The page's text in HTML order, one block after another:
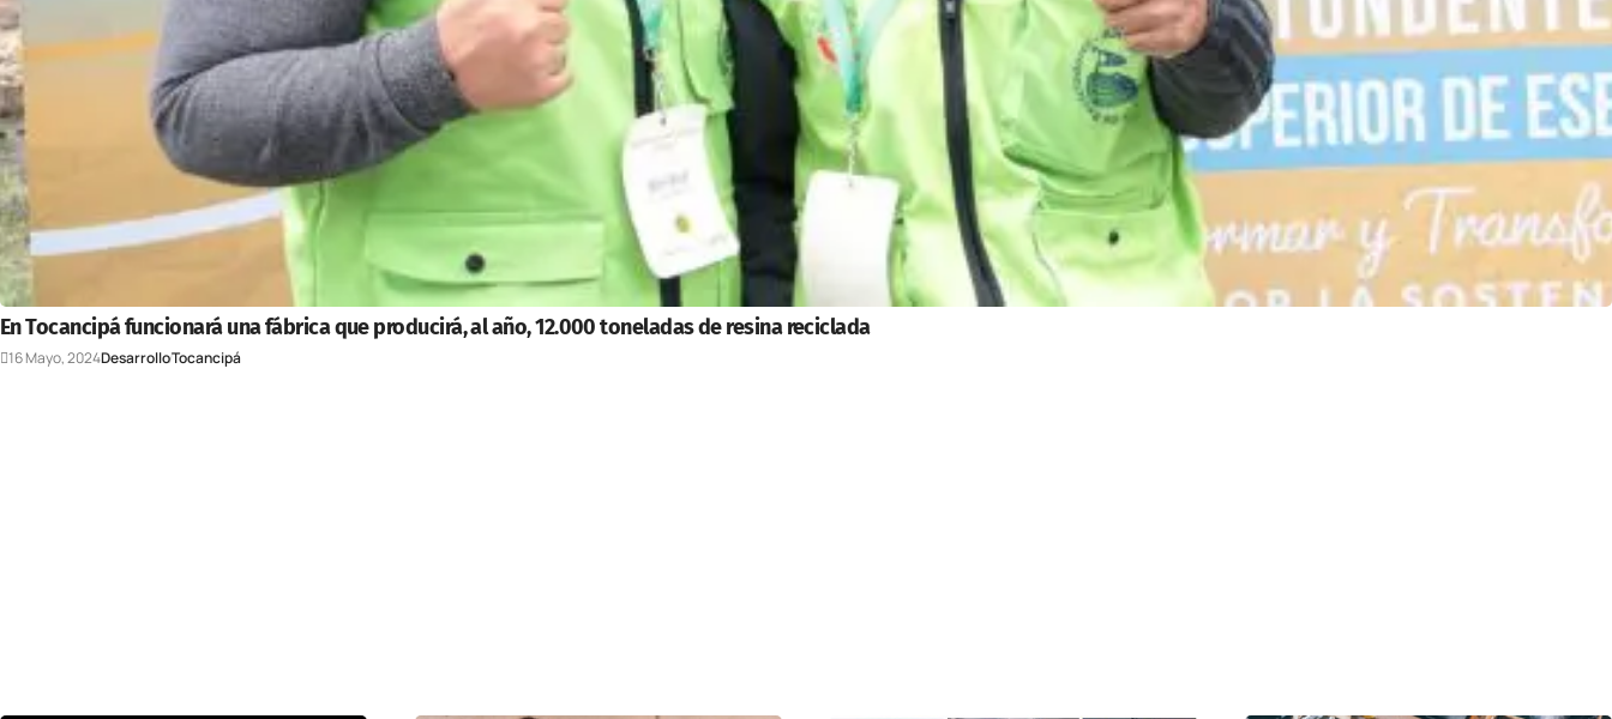
En Tocancipá funcionará una fábrica que producirá, al año, 12.000 toneladas de resina reciclada
16 Mayo, 2024DesarrolloTocancipá